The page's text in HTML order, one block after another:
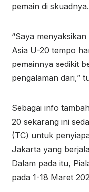
pemain di skuadnya.
“Saya
Asia U-20 tempo
pemainnya sedikit
pengalaman dari,”
Sebagai info
20 sekarang ini
(TC) untuk
Jakarta yang
Dalam pada itu,
pada 1-18 Maret